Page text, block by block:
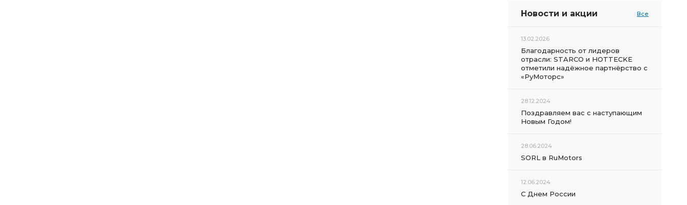
Новости и акции Все
13.02.2026
Благодарность от лидеров
отрасли: STARCO и HOTTECKE
отметили надёжное партнёрство с
«РуМоторс»
28.12.2024
Поздравляем вас с наступающим
Новым Годом!
28.06.2024
SORL в RuMotors
12.06.2024
С Днем России